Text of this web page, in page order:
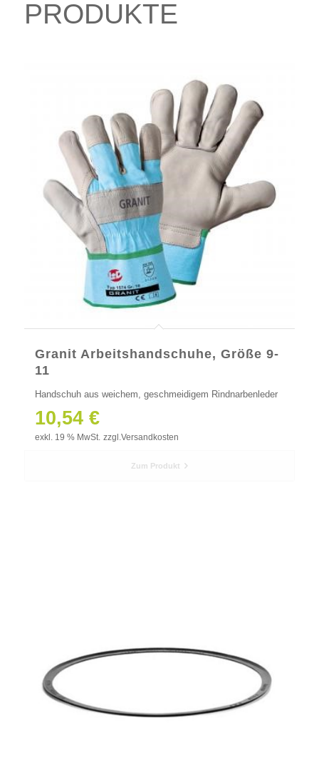
PRODUKTE
Granit Arbeitshandschuhe, Größe 9-
11
Handschuh aus weichem, geschmeidigem Rindnarbenleder
10,54 €
exkl. 19 % MwSt. zzgl. Versandkosten
Zum Produkt